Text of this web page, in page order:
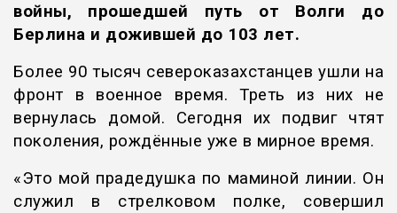
войны, прошедшей путь от Волги до
Берлина и дожившей до 103 лет.
Более 90 тысяч североказахстанцев ушли на
фронт в военное время. Треть из них не
вернулась домой. Сегодня их подвиг чтят
поколения, рождённые уже в мирное время.
«Это мой прадедушка по маминой линии. Он
служил в стрелковом полке, совершил